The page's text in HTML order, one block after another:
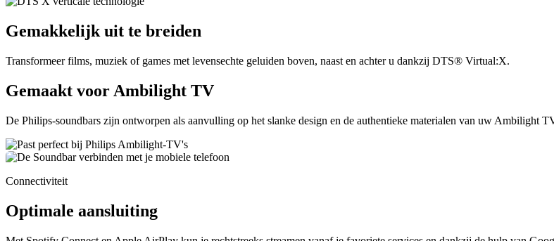
Gemakkelijk uit te breiden
Transformeer films, muziek of games met levensechte geluiden boven, naast en achter u dankzij DTS® Virtual:X.
Gemaakt voor Ambilight TV
De Philips-soundbars zijn ontworpen als aanvulling op het slanke design en de authentieke materialen van uw Ambilight
Connectiviteit
Optimale aansluiting